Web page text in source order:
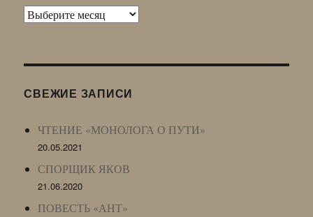
Архив
LJ
СВЕЖИЕ ЗАПИСИ
ЧТЕНИЕ «МОНОЛОГА О ПУТИ»
20.05.2021
СПОРЩИК ЯКОВ
21.06.2020
ПОВЕСТЬ «АНТ»